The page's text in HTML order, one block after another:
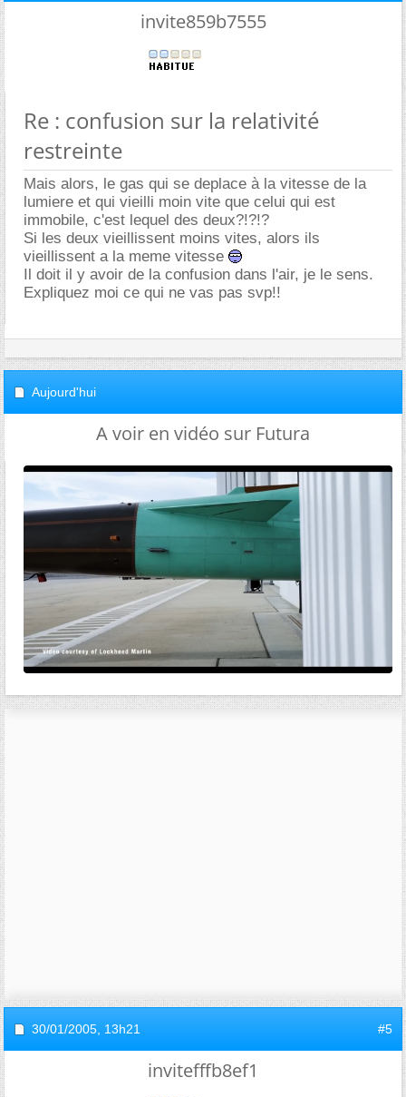
invite859b7555
Re : confusion sur la relativité
restreinte
Mais alors, le gas qui se deplace à la vitesse de la
lumiere et qui vieilli moin vite que celui qui est
immobile, c'est lequel des deux?!?!?
Si les deux vieillissent moins vites, alors ils
vieillissent a la meme vitesse
Il doit il y avoir de la confusion dans l'air, je le sens.
Expliquez moi ce qui ne vas pas svp!!
Aujourd'hui
A voir en vidéo sur Futura
30/01/2005, 13h21 #5
invitefffb8ef1